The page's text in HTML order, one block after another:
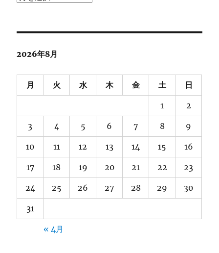
ブ
2026年8月
月 火 水 木 金 土 日
1 2
3 4 5 6 7 8 9
10 11 12 13 14 15 16
17 18 19 20 21 22 23
24 25 26 27 28 29 30
31
« 4月